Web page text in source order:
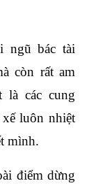
ngũ bác tài
còn rất am
là các cung
luôn nhiệt
mình.
điểm dừng